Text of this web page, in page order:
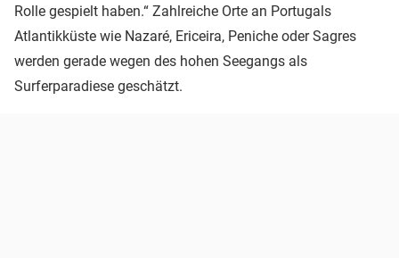
Rolle gespielt haben.“ Zahlreiche Orte an Portugals
Atlantikküste wie Nazaré, Ericeira, Peniche oder Sagres
werden gerade wegen des hohen Seegangs als
Surferparadiese geschätzt.